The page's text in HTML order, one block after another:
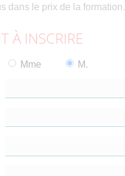
dans le prix de la formation.
À INSCRIRE
Mme M.